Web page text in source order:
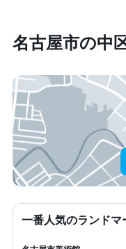
名古屋市​の中
一番人気のランドマ